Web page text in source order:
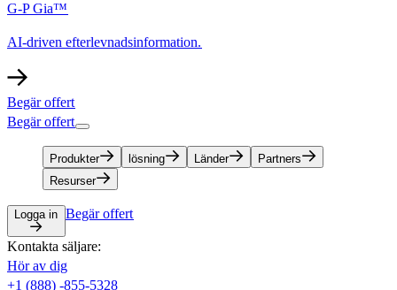
G-P Gia™​​
AI-driven efterlevnadsinformation.​​
Begär offert​​
Begär offert​​
Produkter​​ lösning​​ Länder​​
Partners​​
Resurser​​
Logga in​​ Begär offert​​
Kontakta säljare:​​
Hör av dig​​
+1 (888) -855-5328​​